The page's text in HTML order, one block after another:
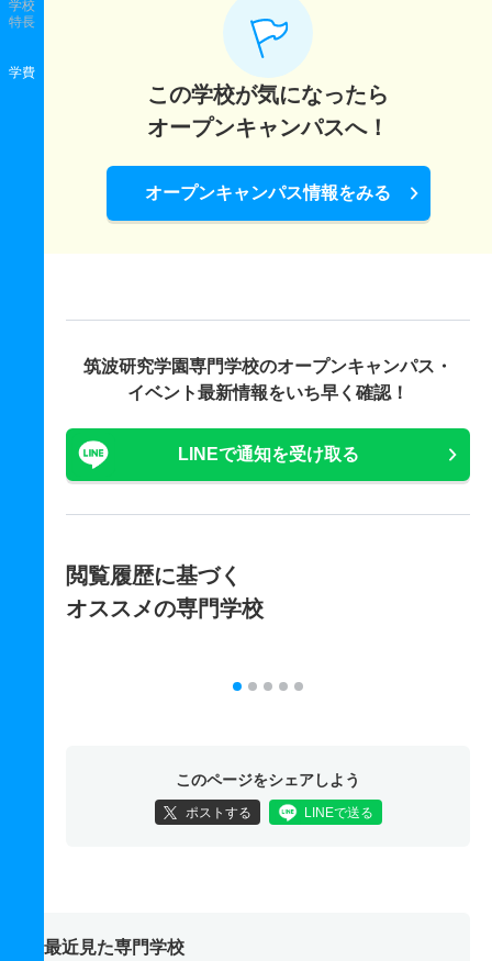
学校
特長
学費
この学校が気になったら
オープンキャンパスへ！
オープンキャンパス情報をみる
筑波研究学園専門学校のオープンキャンパス・
イベント最新情報をいち早く確認！
LINEで通知を受け取る
閲覧履歴に基づく
オススメの専門学校
このページをシェアしよう
ポストする LINEで送る
最近見た専門学校